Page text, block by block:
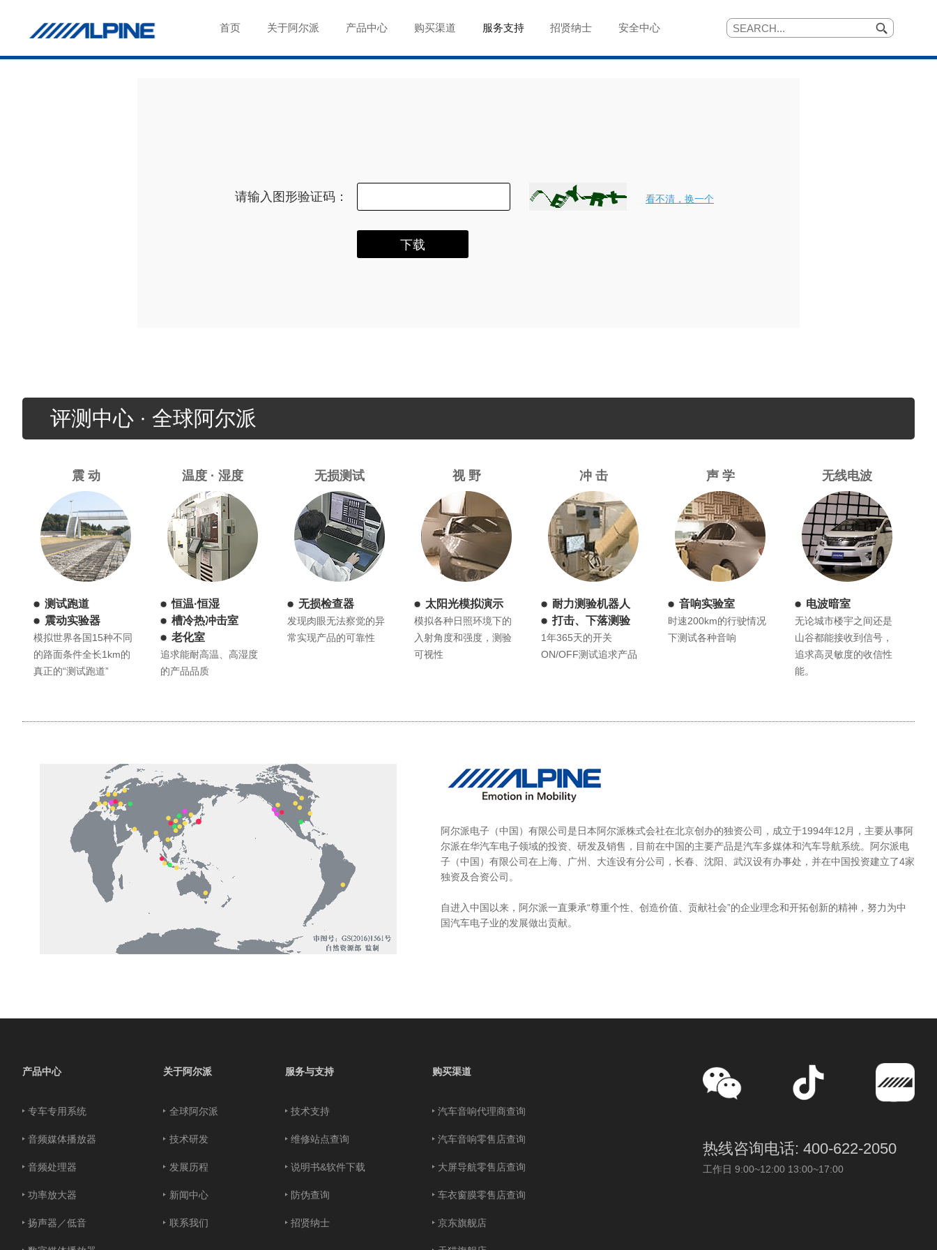
首页 关于阿尔派 产品中心 购买渠道 服务支持 招贤纳士 安全中心
请输入图形验证码： 看不清，换一个
下载
评测中心 · 全球阿尔派
震 动
测试跑道
震动实验器
模拟世界各国15种不同
的路面条件全长1km的
真正的“测试跑道”
温度 · 湿度
恒温·恒湿
槽冷热冲击室
老化室
追求能耐高温、高湿度
的产品品质
无损测试
无损检查器
发现肉眼无法察觉的异
常实现产品的可靠性
视 野
太阳光模拟演示
模拟各种日照环境下的
入射角度和强度，测验
可视性
冲 击
耐力测验机器人
打击、下落测验
1年365天的开关
ON/OFF测试追求产品
声 学
音响实验室
时速200km的行驶情况
下测试各种音响
无线电波
电波暗室
无论城市楼宇之间还是
山谷都能接收到信号，
追求高灵敏度的收信性
能。
阿尔派电子（中国）有限公司是日本阿尔派株式会社在北京创办的独资公司，成立于1994年12月，主要从事阿
尔派在华汽车电子领域的投资、研发及销售，目前在中国的主要产品是汽车多媒体和汽车导航系统。阿尔派电
子（中国）有限公司在上海、广州、大连设有分公司，长春、沈阳、武汉设有办事处，并在中国投资建立了4家
独资及合资公司。
自进入中国以来，阿尔派一直秉承“尊重个性、创造价值、贡献社会”的企业理念和开拓创新的精神，努力为中
国汽车电子业的发展做出贡献。
产品中心
专车专用系统
音频媒体播放器
音频处理器
功率放大器
扬声器／低音
关于阿尔派
全球阿尔派
技术研发
发展历程
新闻中心
联系我们
服务与支持
技术支持
维修站点查询
说明书&软件下载
防伪查询
招贤纳士
购买渠道
汽车音响代理商查询
汽车音响零售店查询
大屏导航零售店查询
车衣窗膜零售店查询
京东旗舰店
热线咨询电话: 400-622-2050
工作日 9:00~12:00 13:00~17:00